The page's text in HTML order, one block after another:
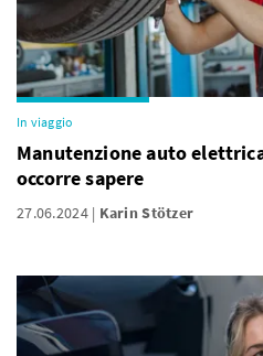
In viaggio
Manutenzione auto
occorre sapere
27.06.2024 Karin Stötzer